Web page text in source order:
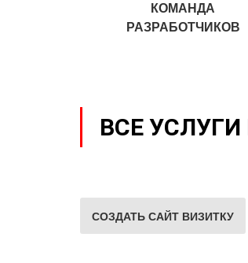
КОМАНДА
РАЗРАБОТЧИКОВ
ВСЕ
СОЗДАТЬ САЙТ ВИЗИТКУ